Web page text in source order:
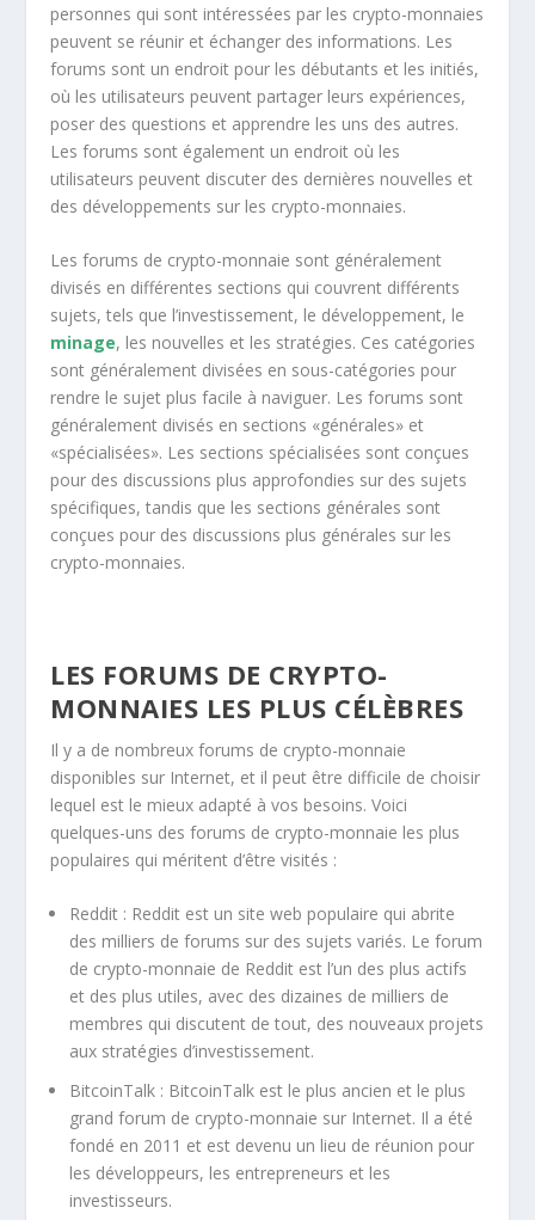
personnes qui sont intéressées par les crypto-monnaies
peuvent se réunir et échanger des informations. Les
forums sont un endroit pour les débutants et les initiés,
où les utilisateurs peuvent partager leurs expériences,
poser des questions et apprendre les uns des autres.
Les forums sont également un endroit où les
utilisateurs peuvent discuter des dernières nouvelles et
des développements sur les crypto-monnaies.
Les forums de crypto-monnaie sont généralement
divisés en différentes sections qui couvrent différents
sujets, tels que l’investissement, le développement, le
minage, les nouvelles et les stratégies. Ces catégories
sont généralement divisées en sous-catégories pour
rendre le sujet plus facile à naviguer. Les forums sont
généralement divisés en sections «générales» et
«spécialisées». Les sections spécialisées sont conçues
pour des discussions plus approfondies sur des sujets
spécifiques, tandis que les sections générales sont
conçues pour des discussions plus générales sur les
crypto-monnaies.
LES FORUMS DE CRYPTO-
MONNAIES LES PLUS CÉLÈBRES
Il y a de nombreux forums de crypto-monnaie
disponibles sur Internet, et il peut être difficile de choisir
lequel est le mieux adapté à vos besoins. Voici
quelques-uns des forums de crypto-monnaie les plus
populaires qui méritent d’être visités :
Reddit : Reddit est un site web populaire qui abrite
des milliers de forums sur des sujets variés. Le forum
de crypto-monnaie de Reddit est l’un des plus actifs
et des plus utiles, avec des dizaines de milliers de
membres qui discutent de tout, des nouveaux projets
aux stratégies d’investissement.
BitcoinTalk : BitcoinTalk est le plus ancien et le plus
grand forum de crypto-monnaie sur Internet. Il a été
fondé en 2011 et est devenu un lieu de réunion pour
les développeurs, les entrepreneurs et les
investisseurs.